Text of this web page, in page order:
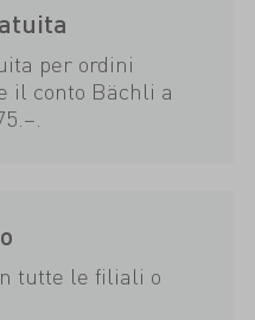
per ordini
il conto Bächli a
tutte le filiali o